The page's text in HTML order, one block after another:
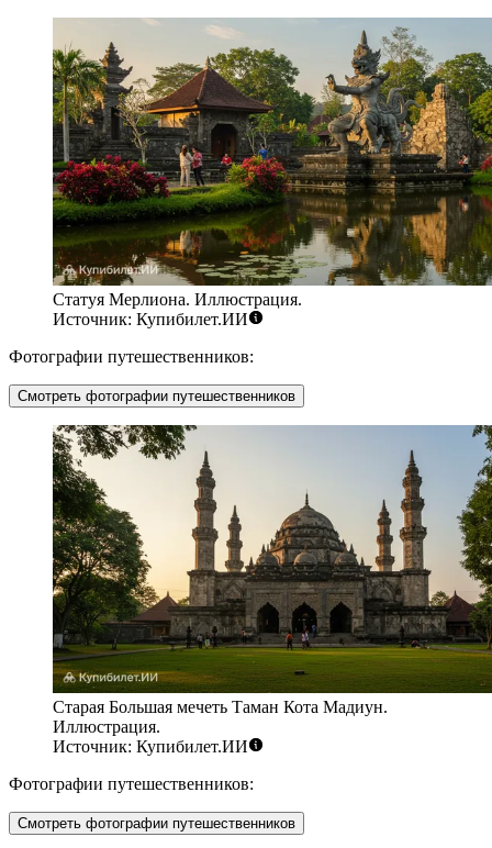
Статуя Мерлиона. Иллюстрация.
Источник: Купибилет.ИИ
Фотографии путешественников:
Смотреть фотографии путешественников
Старая Большая мечеть Таман Кота Мадиун.
Иллюстрация.
Источник: Купибилет.ИИ
Фотографии путешественников:
Смотреть фотографии путешественников